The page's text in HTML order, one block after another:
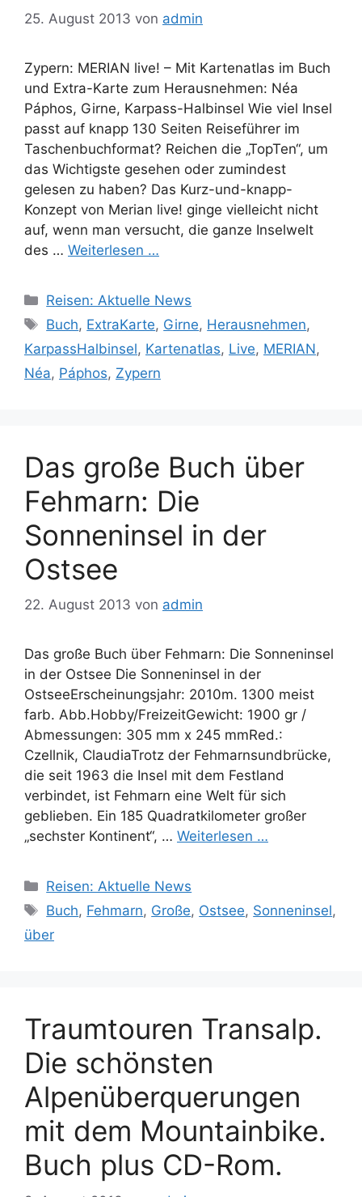
25. August 2013 von admin
Zypern: MERIAN live! – Mit Kartenatlas im Buch
und Extra-Karte zum Herausnehmen: Néa
Páphos, Girne, Karpass-Halbinsel Wie viel Insel
passt auf knapp 130 Seiten Reiseführer im
Taschenbuchformat? Reichen die „TopTen“, um
das Wichtigste gesehen oder zumindest
gelesen zu haben? Das Kurz-und-knapp-
Konzept von Merian live! ginge vielleicht nicht
auf, wenn man versucht, die ganze Inselwelt
des … Weiterlesen …
Kategorien
Reisen: Aktuelle News
Schlagwörter
Buch, ExtraKarte, Girne, Herausnehmen,
KarpassHalbinsel, Kartenatlas, Live, MERIAN,
Néa, Páphos, Zypern
Das große Buch über
Fehmarn: Die
Sonneninsel in der
Ostsee
22. August 2013 von admin
Das große Buch über Fehmarn: Die Sonneninsel
in der Ostsee Die Sonneninsel in der
OstseeErscheinungsjahr: 2010m. 1300 meist
farb. Abb.Hobby/FreizeitGewicht: 1900 gr /
Abmessungen: 305 mm x 245 mmRed.:
Czellnik, ClaudiaTrotz der Fehmarnsundbrücke,
die seit 1963 die Insel mit dem Festland
verbindet, ist Fehmarn eine Welt für sich
geblieben. Ein 185 Quadratkilometer großer
„sechster Kontinent“, … Weiterlesen …
Kategorien
Reisen: Aktuelle News
Schlagwörter
Buch, Fehmarn, Große, Ostsee, Sonneninsel,
über
Traumtouren Transalp.
Die schönsten
Alpenüberquerungen
mit dem Mountainbike.
Buch plus CD-Rom.